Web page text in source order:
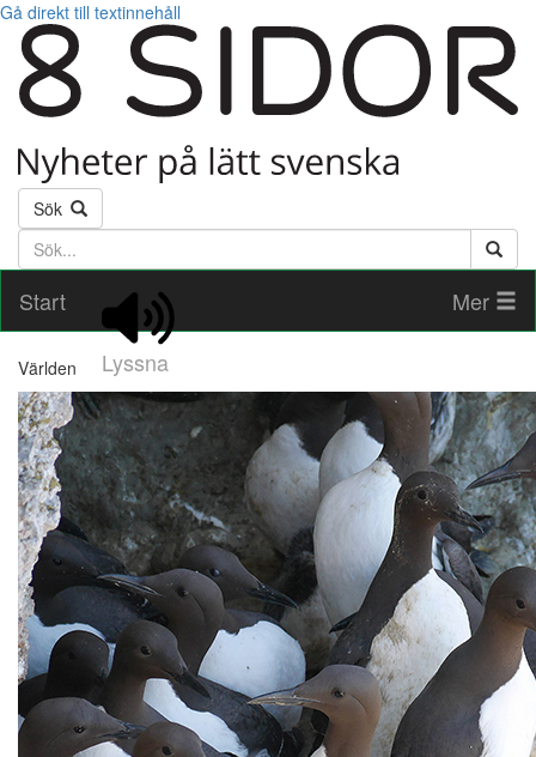
Gå direkt till textinnehåll
Sök
Söktext
Start
Lyssna
Mer
Världen